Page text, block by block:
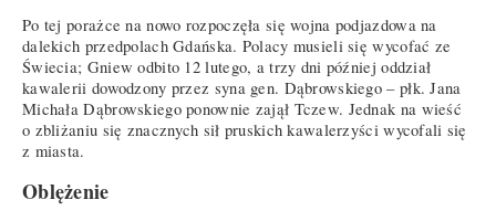
Po tej porażce na nowo rozpoczęła się wojna podjazdowa na
dalekich przedpolach Gdańska. Polacy musieli się wycofać ze
Świecia; Gniew odbito 12 lutego, a trzy dni później oddział
kawalerii dowodzony przez syna gen. Dąbrowskiego – płk. Jana
Michała Dąbrowskiego ponownie zajął Tczew. Jednak na wieść
o zbliżaniu się znacznych sił pruskich kawalerzyści wycofali się
z miasta.
Oblężenie